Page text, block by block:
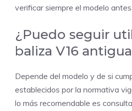
verificar siempre el modelo
¿Puedo seguir
baliza V16
Depende del modelo y de si
establecidos por la normativa
lo más recomendable es